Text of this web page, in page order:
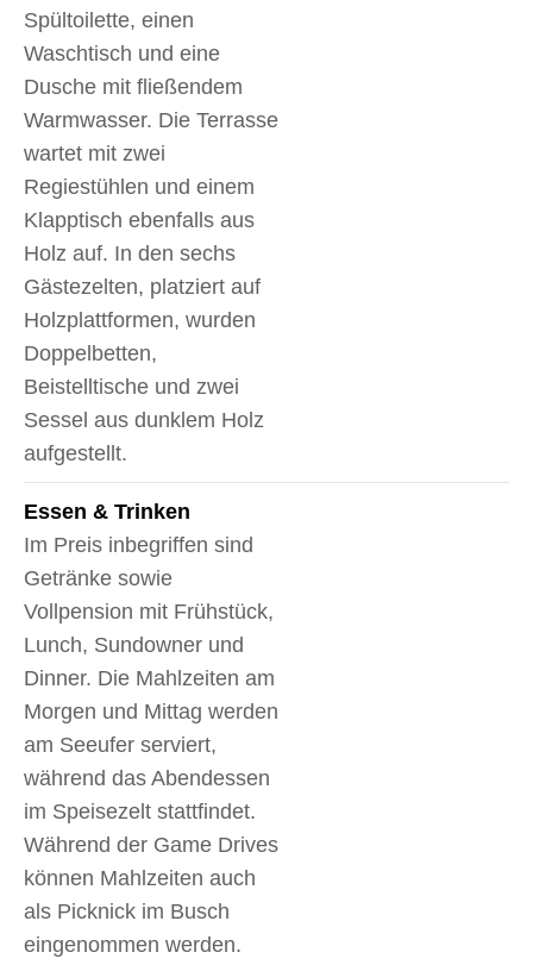
Spültoilette, einen
Waschtisch und eine
Dusche mit fließendem
Warmwasser. Die Terrasse
wartet mit zwei
Regiestühlen und einem
Klapptisch ebenfalls aus
Holz auf. In den sechs
Gästezelten, platziert auf
Holzplattformen, wurden
Doppelbetten,
Beistelltische und zwei
Sessel aus dunklem Holz
aufgestellt.
Essen & Trinken
Im Preis inbegriffen sind
Getränke sowie
Vollpension mit Frühstück,
Lunch, Sundowner und
Dinner. Die Mahlzeiten am
Morgen und Mittag werden
am Seeufer serviert,
während das Abendessen
im Speisezelt stattfindet.
Während der Game Drives
können Mahlzeiten auch
als Picknick im Busch
eingenommen werden.